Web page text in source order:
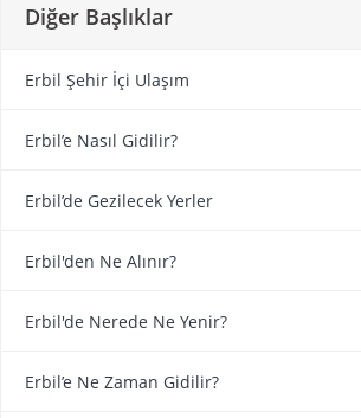
Diğer Başlıklar
Erbil Şehir İçi Ulaşım
Erbil’e Nasıl Gidilir?
Erbil’de Gezilecek Yerler
Erbil'den Ne Alınır?
Erbil'de Nerede Ne Yenir?
Erbil’e Ne Zaman Gidilir?